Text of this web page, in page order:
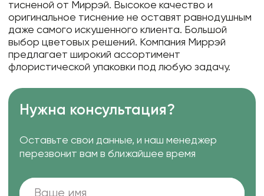
тисненой от Миррэй. Высокое качество и
оригинальное тиснение не оставят равнодушным
даже самого искушенного клиента. Большой
выбор цветовых решений. Компания Миррэй
предлагает широкий ассортимент
флористической упаковки под любую задачу.
Нужна консультация?
Оставьте свои данные, и наш менеджер
перезвонит вам в ближайшее время